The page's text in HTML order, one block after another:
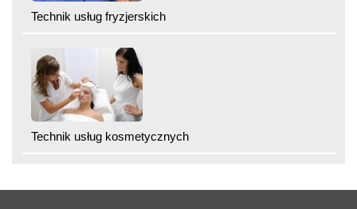
Technik usług fryzjerskich
Technik usług kosmetycznych